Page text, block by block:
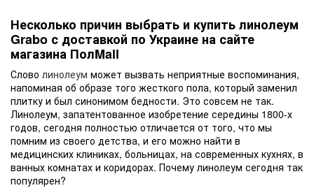
Несколько причин выбрать и купить линолеум
Grabo с доставкой по Украине на сайте
магазина ПолMall
Слово линолеум может вызвать неприятные воспоминания,
напоминая об образе того жесткого пола, который заменил
плитку и был синонимом бедности. Это совсем не так.
Линолеум, запатентованное изобретение середины 1800-х
годов, сегодня полностью отличается от того, что мы
помним из своего детства, и его можно найти в
медицинских клиниках, больницах, на современных кухнях, в
ванных комнатах и коридорах. Почему линолеум сегодня так
популярен?